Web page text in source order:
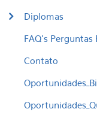
Diplomas
FAQ's Perguntas
Contato